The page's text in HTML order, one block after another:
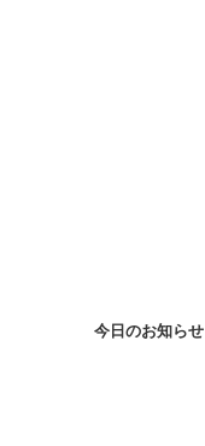
今日のお知らせ